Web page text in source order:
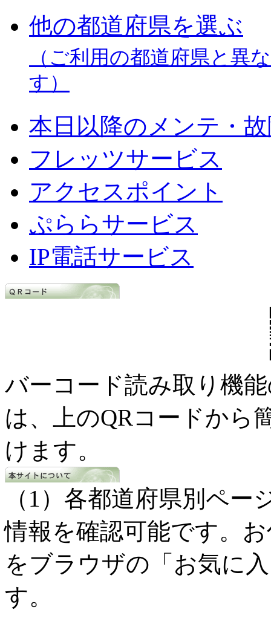
他の都道府県を選ぶ
（ご利用の都道府県と異
す）
本日以降のメンテ・
フレッツサービス
アクセスポイント
ぷららサービス
IP電話サービス
バーコード読み取り機
は、上のQRコードから
けます。
（1）各都道府県別ペ
情報を確認可能です。
をブラウザの「お気に
す。